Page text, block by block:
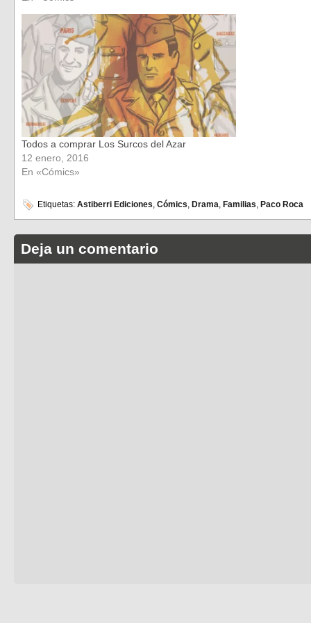
Todos a comprar Los Surcos del Azar
12 enero, 2016
En «Cómics»
Etiquetas: Astiberri Ediciones, Cómics, Drama, Familias, Paco Roca
Deja un comentario